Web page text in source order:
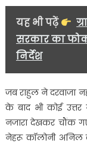
यह भी पढ़ें
सरकार का
निर्देश
जब राहुल ने दरवाजा
के बाद भी कोई उत्तर
नजारा देखकर चौंक
नेहरू कॉलोनी अनिल